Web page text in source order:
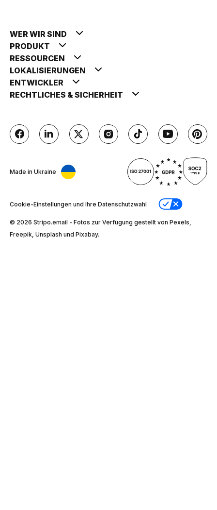
WER WIR SIND
PRODUKT
RESSOURCEN
LOKALISIERUNGEN
ENTWICKLER
RECHTLICHES & SICHERHEIT
Made in Ukraine
Cookie-Einstellungen und Ihre Datenschutzwahl
© 2026 Stripо.email - Fotos zur Verfügung gestellt von Pexels,
Freepik, Unsplash und Pixabay.